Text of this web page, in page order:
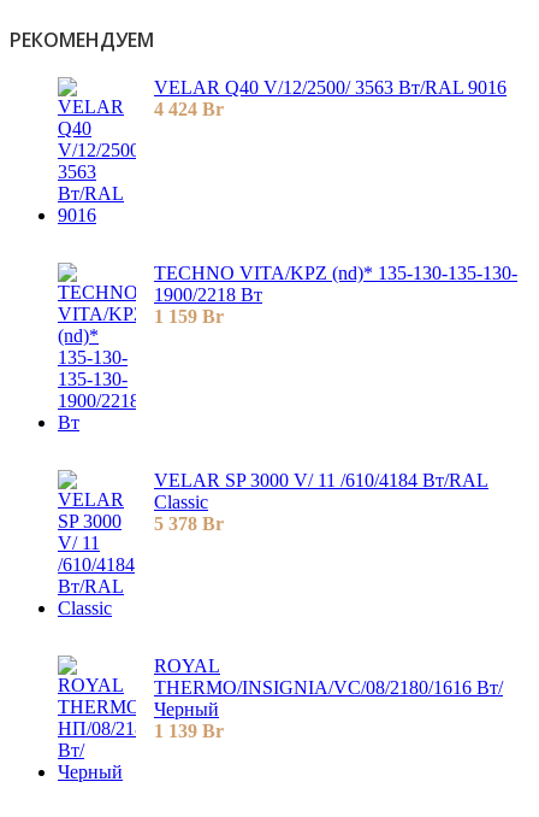
РЕКОМЕНДУЕМ
VELAR Q40 V/12/2500/ 3563 Bт/RAL 9016
4 424 Br
TECHNO VITA/KPZ (nd)* 135-130-135-130-
1900/2218 Вт
1 159 Br
VELAR SP 3000 V/ 11 /610/4184 Вт/RAL
Classic
5 378 Br
ROYAL
THERMO/INSIGNIA/VC/08/2180/1616 Вт/
Черный
1 139 Br